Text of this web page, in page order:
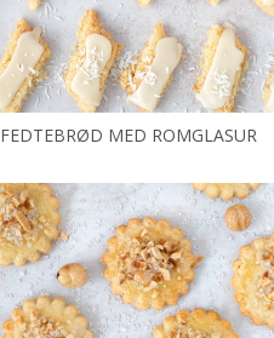
FEDTEBRØD MED ROMGLASUR